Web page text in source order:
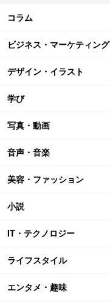
コラム
ビジネス・マーケティング
デザイン・イラスト
学び
写真・動画
音声・音楽
美容・ファッション
小説
IT・テクノロジー
ライフスタイル
エンタメ・趣味